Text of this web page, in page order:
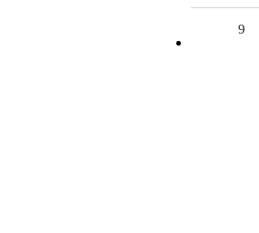
9